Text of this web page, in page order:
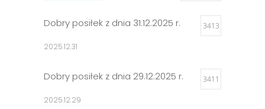
Dobry posiłek z dnia 31.12.2025 r. 3413
2025.12.31
Dobry posiłek z dnia 29.12.2025 r. 3411
2025.12.29